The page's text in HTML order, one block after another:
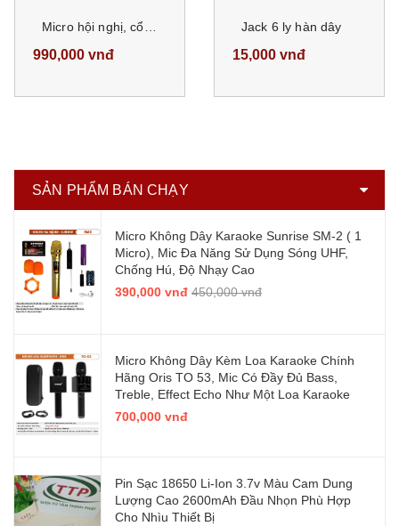
990,000 vnđ
Jack 6 ly hàn dây
15,000 vnđ
SẢN PHẨM BÁN CHẠY
Micro Không Dây Karaoke Sunrise SM-2 ( 1
Micro), Mic Đa Năng Sử Dụng Sóng UHF,
Chống Hú, Độ Nhạy Cao
390,000 vnđ 450,000 vnđ
Micro Không Dây Kèm Loa Karaoke Chính
Hãng Oris TO 53, Mic Có Đầy Đủ Bass,
Treble, Effect Echo Như Một Loa Karaoke
700,000 vnđ
Pin Sạc 18650 Li-Ion 3.7v Màu Cam Dung
Lượng Cao 2600mAh Đầu Nhọn Phù Hợp
Cho Nhìu Thiết Bị